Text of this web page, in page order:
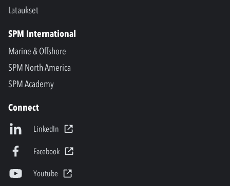
Lataukset
SPM International
Marine & Offshore
SPM North America
SPM Academy
Connect
LinkedIn
Facebook
Youtube